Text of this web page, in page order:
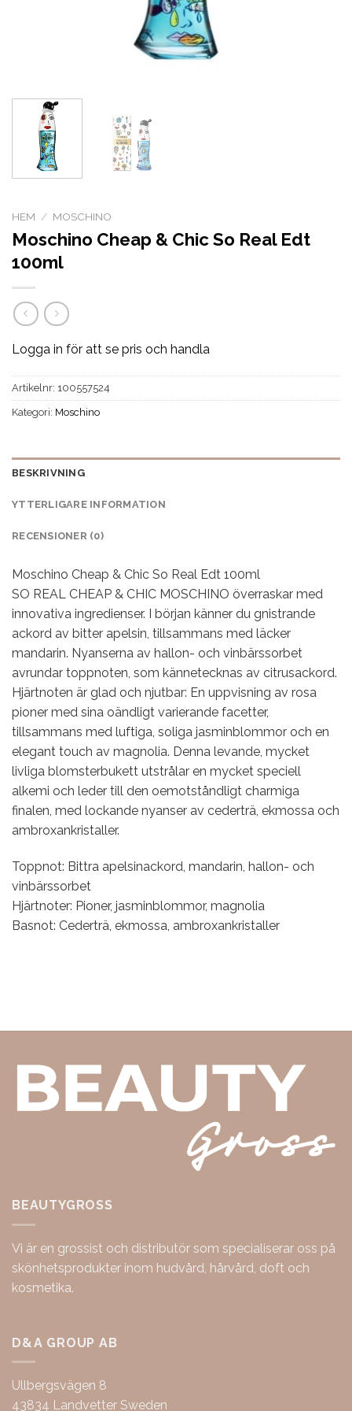
HEM / MOSCHINO
Moschino Cheap & Chic So Real Edt
100ml
Logga in för att se pris och handla
Artikelnr: 100557524
Kategori: Moschino
BESKRIVNING
YTTERLIGARE INFORMATION
RECENSIONER (0)
Moschino Cheap & Chic So Real Edt 100ml
SO REAL CHEAP & CHIC MOSCHINO överraskar med
innovativa ingredienser. I början känner du gnistrande
ackord av bitter apelsin, tillsammans med läcker
mandarin. Nyanserna av hallon- och vinbärssorbet
avrundar toppnoten, som kännetecknas av citrusackord.
Hjärtnoten är glad och njutbar: En uppvisning av rosa
pioner med sina oändligt varierande facetter,
tillsammans med luftiga, soliga jasminblommor och en
elegant touch av magnolia. Denna levande, mycket
livliga blomsterbukett utstrålar en mycket speciell
alkemi och leder till den oemotståndligt charmiga
finalen, med lockande nyanser av cederträ, ekmossa och
ambroxankristaller.
Toppnot: Bittra apelsinackord, mandarin, hallon- och
vinbärssorbet
Hjärtnoter: Pioner, jasminblommor, magnolia
Basnot: Cederträ, ekmossa, ambroxankristaller
BEAUTYGROSS
Vi är en grossist och distributör som specialiserar oss på
skönhetsprodukter inom hudvård, hårvård, doft och
kosmetika.
D&A GROUP AB
Ullbergsvägen 8
43834 Landvetter Sweden